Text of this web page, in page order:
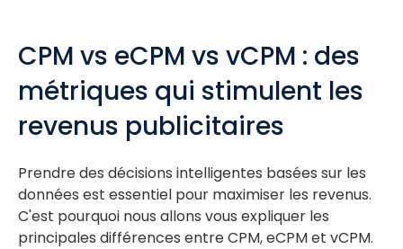
CPM vs eCPM vs vCPM : des
métriques qui stimulent les
revenus publicitaires
Prendre des décisions intelligentes basées sur les
données est essentiel pour maximiser les revenus.
C'est pourquoi nous allons vous expliquer les
principales différences entre CPM, eCPM et vCPM.